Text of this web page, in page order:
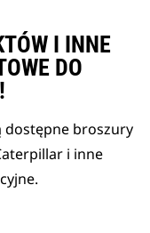
I INNE
DO
dostępne broszury
i inne